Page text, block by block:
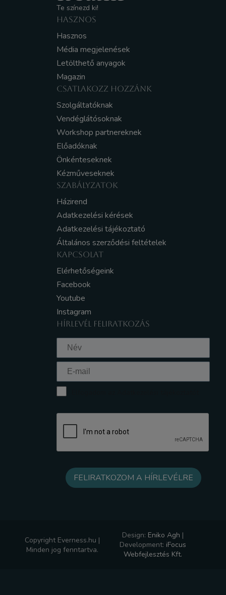
Te színezd ki!
HASZNOS
Hasznos
Média megjelenések
Letölthető anyagok
Magazin
CSATLAKOZZ HOZZÁNK
Szolgáltatóknak
Vendéglátósoknak
Workshop partnereknek
Előadóknak
Önkénteseknek
Kézműveseknek
SZABÁLYZATOK
Házirend
Adatkezelési kérések
Adatkezelési tájékoztató
Általános szerződési feltételek
KAPCSOLAT
Elérhetőségeink
Facebook
Youtube
Instagram
HÍRLEVÉL FELIRATKOZÁS
Copyright Everness.hu |
Minden jog fenntartva.
Design: Eniko Agh |
Development: iFocus
Webfejlesztés Kft.